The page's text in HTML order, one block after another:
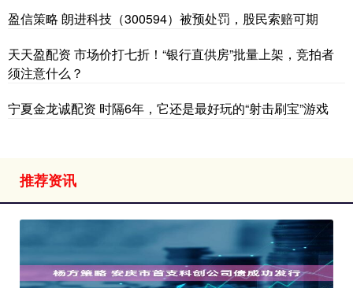
盈信策略 朗进科技（300594）被预处罚，股民索赔可期
天天盈配资 市场价打七折！“银行直供房”批量上架，竞拍者
须注意什么？
宁夏金龙诚配资 时隔6年，它还是最好玩的“射击刷宝”游戏
推荐资讯